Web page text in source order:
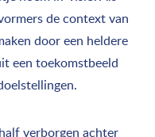
de context van
door een heldere
een toekomstbeeld
verborgen achter